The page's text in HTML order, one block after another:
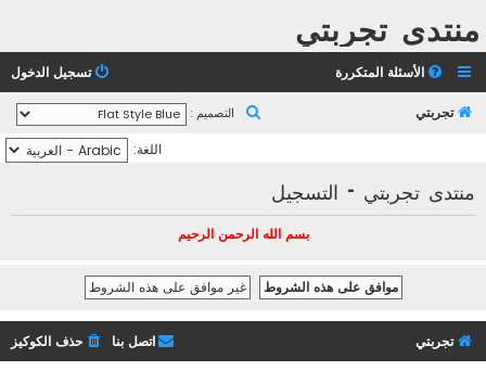
منتدى تجربتي
الأسئلة المتكررة تسجيل الدخول
تجربتي التصميم :
اللغة:
منتدى تجربتي - التسجيل
بسم الله الرحمن الرحيم
تجربتي حذف الكوكيز اتصل بنا